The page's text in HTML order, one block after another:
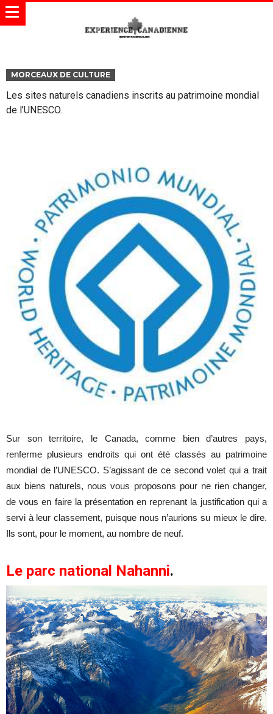
MORCEAUX DE CULTURE
Les sites naturels canadiens inscrits au patrimoine mondial
de l’UNESCO.
Sur son territoire, le Canada, comme bien d’autres pays,
renferme plusieurs endroits qui ont été classés au patrimoine
mondial de l’UNESCO. S’agissant de ce second volet qui a trait
aux biens naturels, nous vous proposons pour ne rien changer,
de vous en faire la présentation en reprenant la justification qui a
servi à leur classement, puisque nous n’aurions su mieux le dire.
Ils sont, pour le moment, au nombre de neuf.
Le parc national Nahanni.